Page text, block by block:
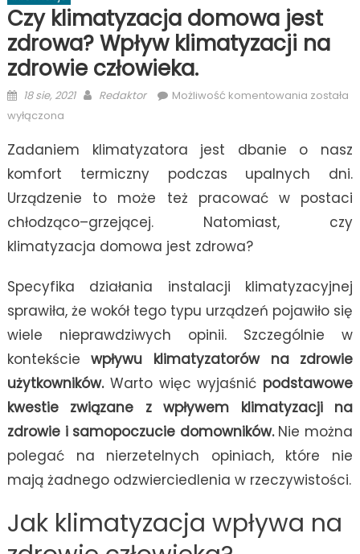
Czy klimatyzacja domowa jest
zdrowa? Wpływ klimatyzacji na
zdrowie człowieka.
Posted
on
18 sie, 2021 Author
Redaktor Możliwość komentowania Czy
jest
zdrowa?
została
wyłączona
Zadaniem klimatyzatora jest dbanie o nasz
komfort termiczny podczas upalnych dni.
Urządzenie to może też pracować w postaci
chłodząco–grzejącej. Natomiast, czy
klimatyzacja domowa jest zdrowa?
Specyfika działania instalacji klimatyzacyjnej
sprawiła, że wokół tego typu urządzeń pojawiło się
wiele nieprawdziwych opinii. Szczególnie w
kontekściewpływu klimatyzatorów na zdrowie
użytkowników.Warto więc wyjaśnić podstawowe
kwestie związane z wpływem klimatyzacji na
zdrowie i samopoczucie domowników.Nie można
polegać na nierzetelnych opiniach, które nie
mają żadnego odzwierciedlenia w rzeczywistości.
Jak klimatyzacja wpływa na